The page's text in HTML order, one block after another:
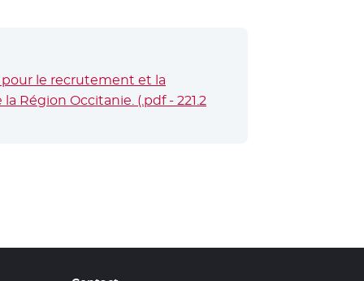
le recrutement et la
Région Occitanie. (.pdf - 221.2